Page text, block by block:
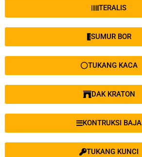
TERALIS
SUMUR BOR
TUKANG KACA
DAK KRATON
KONTRUKSI BAJA
TUKANG KUNCI